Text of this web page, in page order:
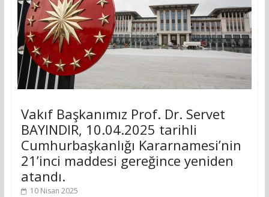
Vakıf Başkanımız Prof. Dr. Servet
BAYINDIR, 10.04.2025 tarihli
Cumhurbaşkanlığı Kararnamesi’nin
21’inci maddesi gereğince yeniden
atandı.
10 Nisan 2025